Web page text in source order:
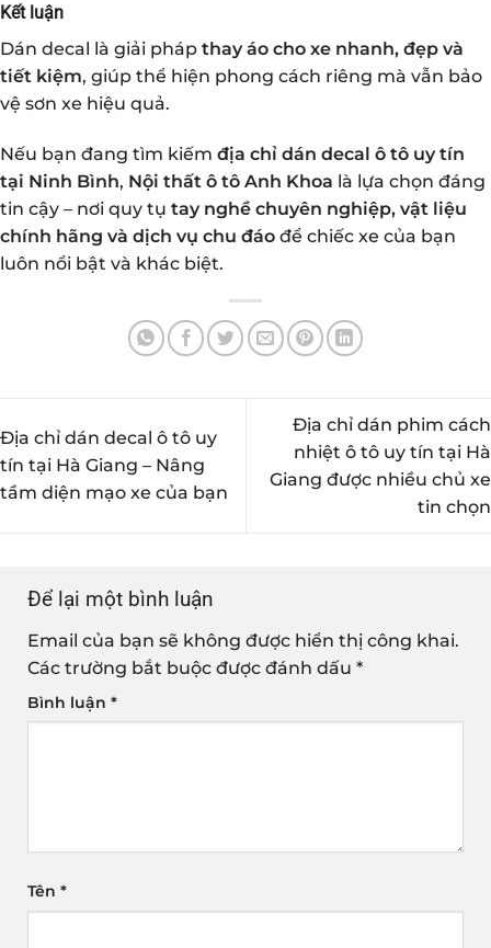
Kết luận
Dán decal là giải pháp thay áo cho xe nhanh, đẹp và
tiết kiệm, giúp thể hiện phong cách riêng mà vẫn bảo
vệ sơn xe hiệu quả.
Nếu bạn đang tìm kiếm địa chỉ dán decal ô tô uy tín
tại Ninh Bình, Nội thất ô tô Anh Khoa là lựa chọn đáng
tin cậy – nơi quy tụ tay nghề chuyên nghiệp, vật liệu
chính hãng và dịch vụ chu đáo để chiếc xe của bạn
luôn nổi bật và khác biệt.
Địa chỉ dán decal ô tô uy
tín tại Hà Giang – Nâng
tầm diện mạo xe của bạn
Địa chỉ dán phim cách
nhiệt ô tô uy tín tại Hà
Giang được nhiều chủ xe
tin chọn
Để lại một bình luận
Email của bạn sẽ không được hiển thị công khai.
Các trường bắt buộc được đánh dấu *
Bình luận *
Tên *